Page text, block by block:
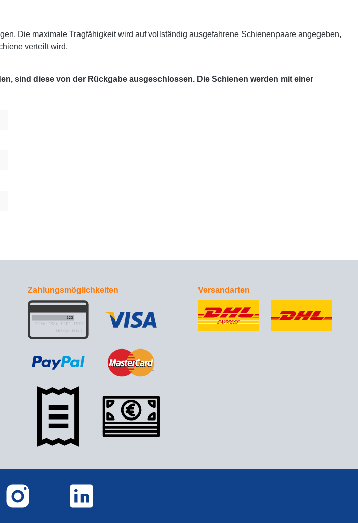
Die maximale Tragfähigkeit wird auf vollständig ausgefahrene Schienenpaare angegeben,
verteilt wird.
sind diese von der Rückgabe ausgeschlossen. Die Schienen werden mit einer
Zahlungsmöglichkeiten Versandarten